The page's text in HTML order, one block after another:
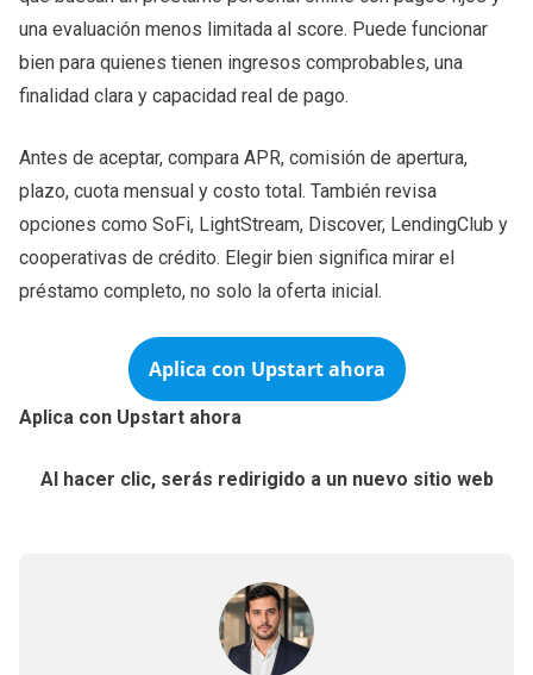
una evaluación menos limitada al score. Puede funcionar
bien para quienes tienen ingresos comprobables, una
finalidad clara y capacidad real de pago.
Antes de aceptar, compara APR, comisión de apertura,
plazo, cuota mensual y costo total. También revisa
opciones como SoFi, LightStream, Discover, LendingClub y
cooperativas de crédito. Elegir bien significa mirar el
préstamo completo, no solo la oferta inicial.
Aplica con Upstart ahora
Aplica con Upstart ahora
Al hacer clic, serás redirigido a un nuevo sitio web